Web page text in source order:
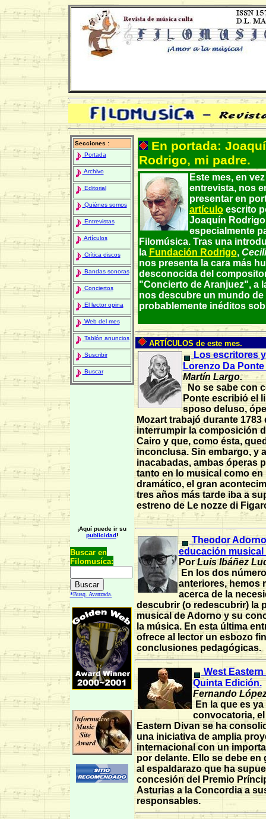
Secciones :
Portada
Archivo
Editorial
Quiénes somos
Entrevistas
Artículos
Crítica discos
Bandas sonoras
Conciertos
El lector opina
Web del mes
Tablón anuncios
Suscribir
Buscar
¡Aquí puede ir su
publicidad!
Buscar en
Filomusíca:
*Busq. Avanzada.
En portada:
Rodrigo, mi padre.
Este mes, en
entrevista, nos
presentar en
artículoescrito
Joaquín Rodrigo
especialmente
Filomúsica. Tras una
la Fundación Rodrigo,
nos presenta la cara más
desconocida del
"Concierto de Aranjuez", a
nos descubre un mundo de
probablemente inéditos
ARTÍCULOS de este mes.
Los escritores
Lorenzo Da Ponte
Martín Largo.
No se sabe con
Ponte escribió el
sposo deluso,
Mozart trabajó durante 1783
interrumpir la composición
Cairo y que, como ésta,
inconclusa. Sin embargo, y
inacabadas, ambas óperas
tanto en lo musical como en
dramático, el gran
tres años más tarde iba a
estreno de Le nozze di
Theodor
educación musical
PorLuis Ibáñez
En los dos
anteriores, hemos
acerca de la
descubrir (o redescubrir) la
musical de Adorno y su
la música. En esta última
ofrece al lector un esbozo
conclusiones pedagógicas.
West Eastern
Quinta Edición.
Fernando
En la que es
convocatoria, el
Eastern Divan se ha
una iniciativa de amplia
internacional con un
por delante. Ello se debe en
al espaldarazo que ha
concesión del Premio
Asturias a la Concordia a
responsables.